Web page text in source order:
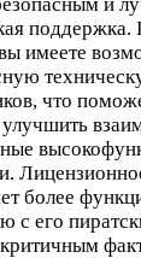
поддержка.
имеете
что
более
с его